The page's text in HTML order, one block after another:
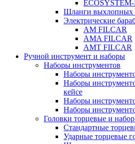
Шланги выхлопных
Электрические
AM FILCAR
AMA FILCAR
AMT FILCAR
Ручной инструмент и наборы
Наборы инструментов
Наборы
Наборы
кейсе
Наборы
Наборы
Головки торцевые и
Стандартные
Ударные торцевые